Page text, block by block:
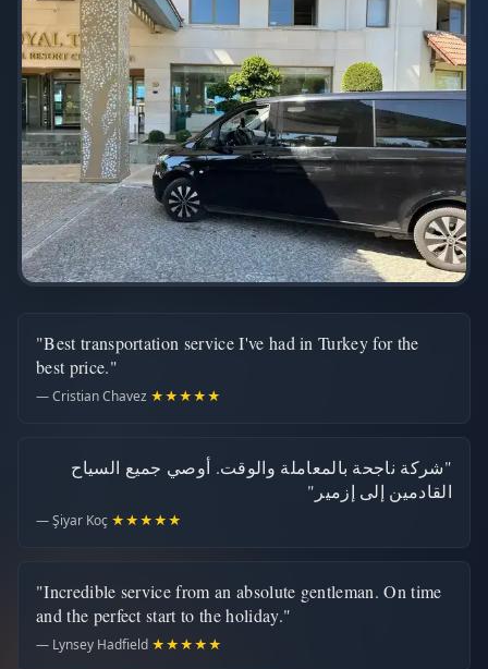
"Best transportation service I've had in Turkey for the
best price."
— Cristian Chavez ★★★★★
"شركة ناجحة بالمعاملة والوقت. أوصي جميع السياح
القادمين إلى إزمير"
— Şiyar Koç ★★★★★
"Incredible service from an absolute gentleman. On time
and the perfect start to the holiday."
— Lynsey Hadfield ★★★★★